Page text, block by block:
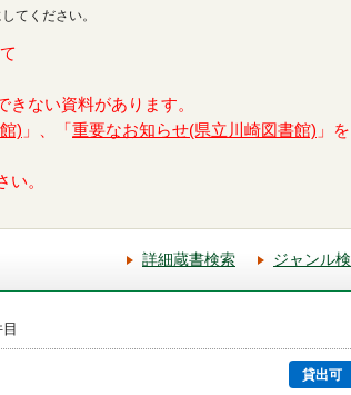
てください。
ない資料があります。
) 」、「 重要なお知らせ(県立川崎図書館) 」
い。
詳細蔵書検索 ジャンル
貸出可